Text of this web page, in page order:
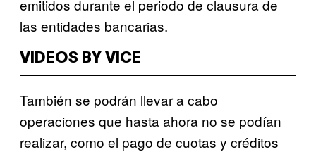
emitidos durante el periodo de clausura de
las entidades bancarias.
VIDEOS BY VICE
También se podrán llevar a cabo
operaciones que hasta ahora no se podían
realizar, como el pago de cuotas y créditos